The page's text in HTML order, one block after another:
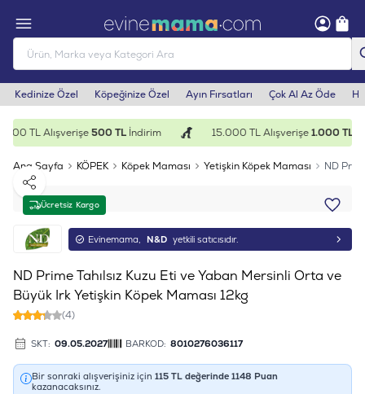
Kedinize Özel Köpeğinize Özel Ayın Fırsatları Çok Al Az Öde
TL Alışverişe500 TLİndirim 15.000 TL Alışverişe1.000 TL
Ana Sayfa KÖPEK Köpek Maması Yetişkin Köpek Maması ND
Ücretsiz Kargo
Paylaş
Evinemama, N&D yetkili satıcısıdır.
ND Prime Tahılsız Kuzu Eti ve Yaban Mersinli Orta ve
Büyük Irk Yetişkin Köpek Maması 12kg
(4)
SKT: 09.05.2027 BARKOD: 8010276036117
Bir sonraki alışverişiniz için 115 TL değerinde 1148 Puan
kazanacaksınız.